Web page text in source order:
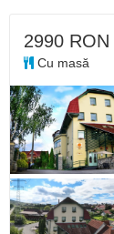
2990 RON
Cu masă